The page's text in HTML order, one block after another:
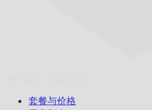
套餐与价格